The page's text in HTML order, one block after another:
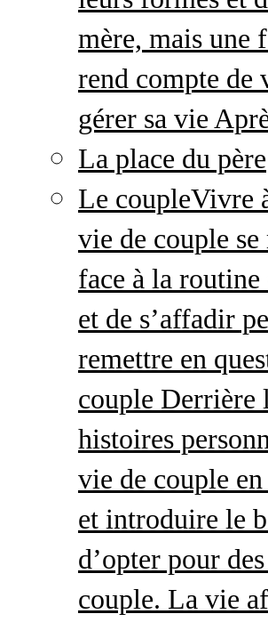
mère, mais une
rend compte de
gérer sa vie
La place du père
Le coupleVivre
vie de couple
face à la
et de s’affadir
remettre en
couple Derrière
histoires
vie de couple
et introduire le
d’opter pour
couple. La vie